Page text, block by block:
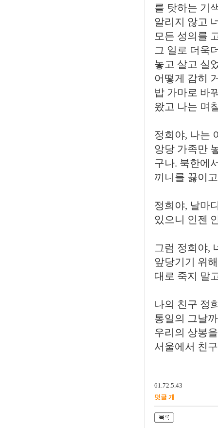
를 탓하는 기
알리지 않고
모든 성의를
그 일로 더욱
놓고 살고 실
어떻게 감히
밥 가마로 바
왔고 나는 며
정희야, 나는
앙당 가족만
구나. 북한에
끼니를 끓이
정희야, 날마
있으니 인젠
그럼 정희야,
앞당기기 위
대로 죽지 말
나의 친구 정
통일의 그날
우리의 상봉
서울에서 친
61.72.5.43
덧글 개